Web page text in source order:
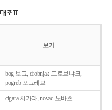
조표
보기
bog 보그, drobnjak 드로브냐크,
pogreb 포그레브
cigara 치가라, novac 노바츠